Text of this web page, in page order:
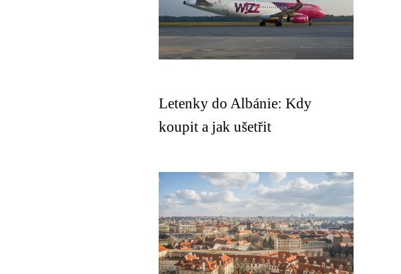
Letenky do Albánie: Kdy
koupit a jak ušetřit